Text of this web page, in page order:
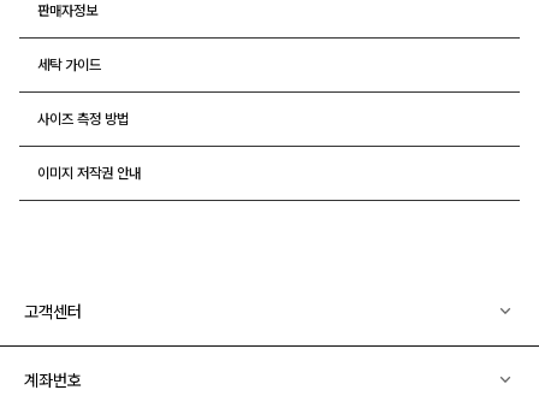
판매자정보
세탁 가이드
사이즈 측정 방법
이미지 저작권 안내
고객센터
계좌번호